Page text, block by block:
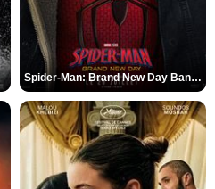
Spider-Man: Brand New Day Bande-annonce VO STFR